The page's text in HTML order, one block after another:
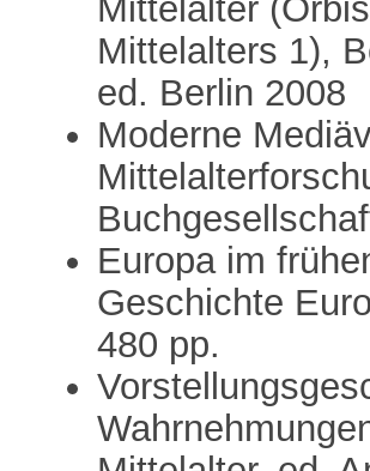
Mittelalter
Mittelalters 1),
ed. Berlin 2008
Moderne
Europa im
Geschichte
480 pp.